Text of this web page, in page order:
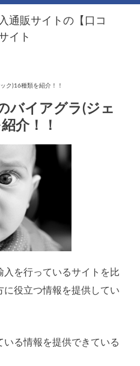
通販サイトの【口コ
イト
ク)16種類を紹介！！
バイアグラ(ジェ
介！！
入を行っているサイトを比
役立つ情報を提供してい
る情報を提供できている